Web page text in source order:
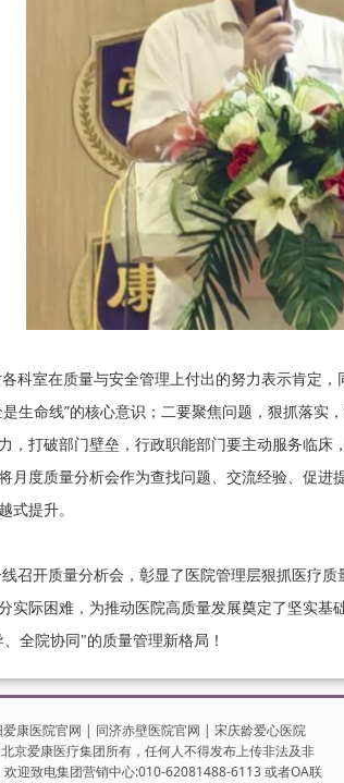
室在质量与安全管理上付出的努力表示肯定，
生命线”的核心意识；二要聚焦问题，狠抓落
，打破部门壁垒，行政职能部门要主动服务临
月度质量分析会作为查找问题、交流经验、促进
式提升。
开质量分析会，彰显了医院管理层狠抓医疗质
实际困难，为推动医院高质量发展奠定了坚实
全院协同"的质量管理新格局！
康医院官网 | 同济赤壁医院官网 | 宋庆龄爱心医院
京爱康医疗集团所有，任何人不得发布上传非法及非
迎致电集团营销中心:010-62081488-6113 或者OA联